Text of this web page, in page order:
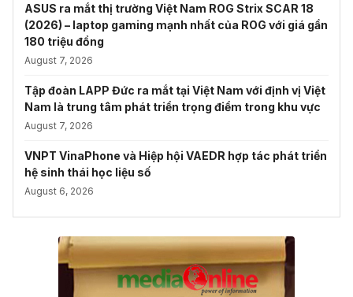
ASUS ra mắt thị trường Việt Nam ROG Strix SCAR 18
(2026) – laptop gaming mạnh nhất của ROG với giá gần
180 triệu đồng
August 7, 2026
Tập đoàn LAPP Đức ra mắt tại Việt Nam với định vị Việt
Nam là trung tâm phát triển trọng điểm trong khu vực
August 7, 2026
VNPT VinaPhone và Hiệp hội VAEDR hợp tác phát triển
hệ sinh thái học liệu số
August 6, 2026